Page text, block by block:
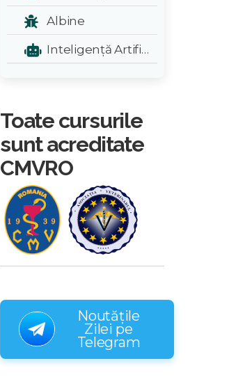
Albine
Inteligență Artificială - A.I.
Toate cursurile
sunt acreditate
CMVRO
Noutățile
Zilei pe
Telegram